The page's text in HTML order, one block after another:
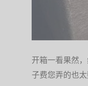
开箱一看果然
子费您弄的也太